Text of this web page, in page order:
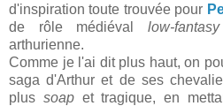
d'inspiration toute trouvée pour
de rôle médiéval low-fantasy
arthurienne.
Comme je l'ai dit plus haut, on
saga d'Arthur et de ses
plus soapet tragique, en